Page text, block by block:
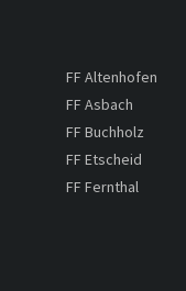
FF Altenhofen
FF Asbach
FF Buchholz
FF Etscheid
FF Fernthal